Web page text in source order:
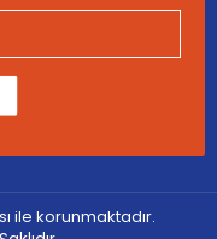
ile korunmaktadır.